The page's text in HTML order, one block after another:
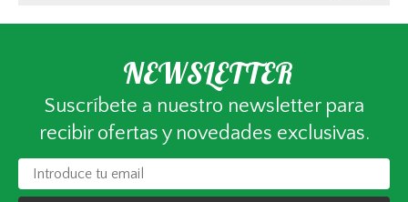
NEWSLETTER
Suscríbete a nuestro newsletter para
recibir ofertas y novedades exclusivas.